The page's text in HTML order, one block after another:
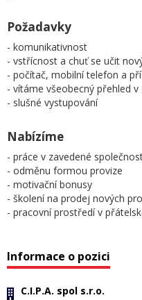
Požadavky
- komunikativnost
- vstřícnost a chuť se učit
- počítač, mobilní telefon a
- vítáme všeobecný přehled
- slušné vystupování
Nabízíme
- práce v zavedené
- odměnu formou provize
- motivační bonusy
- školení na prodej nových
- pracovní prostředí v
Informace o pozici
C.I.P.A. spol s.r.o.